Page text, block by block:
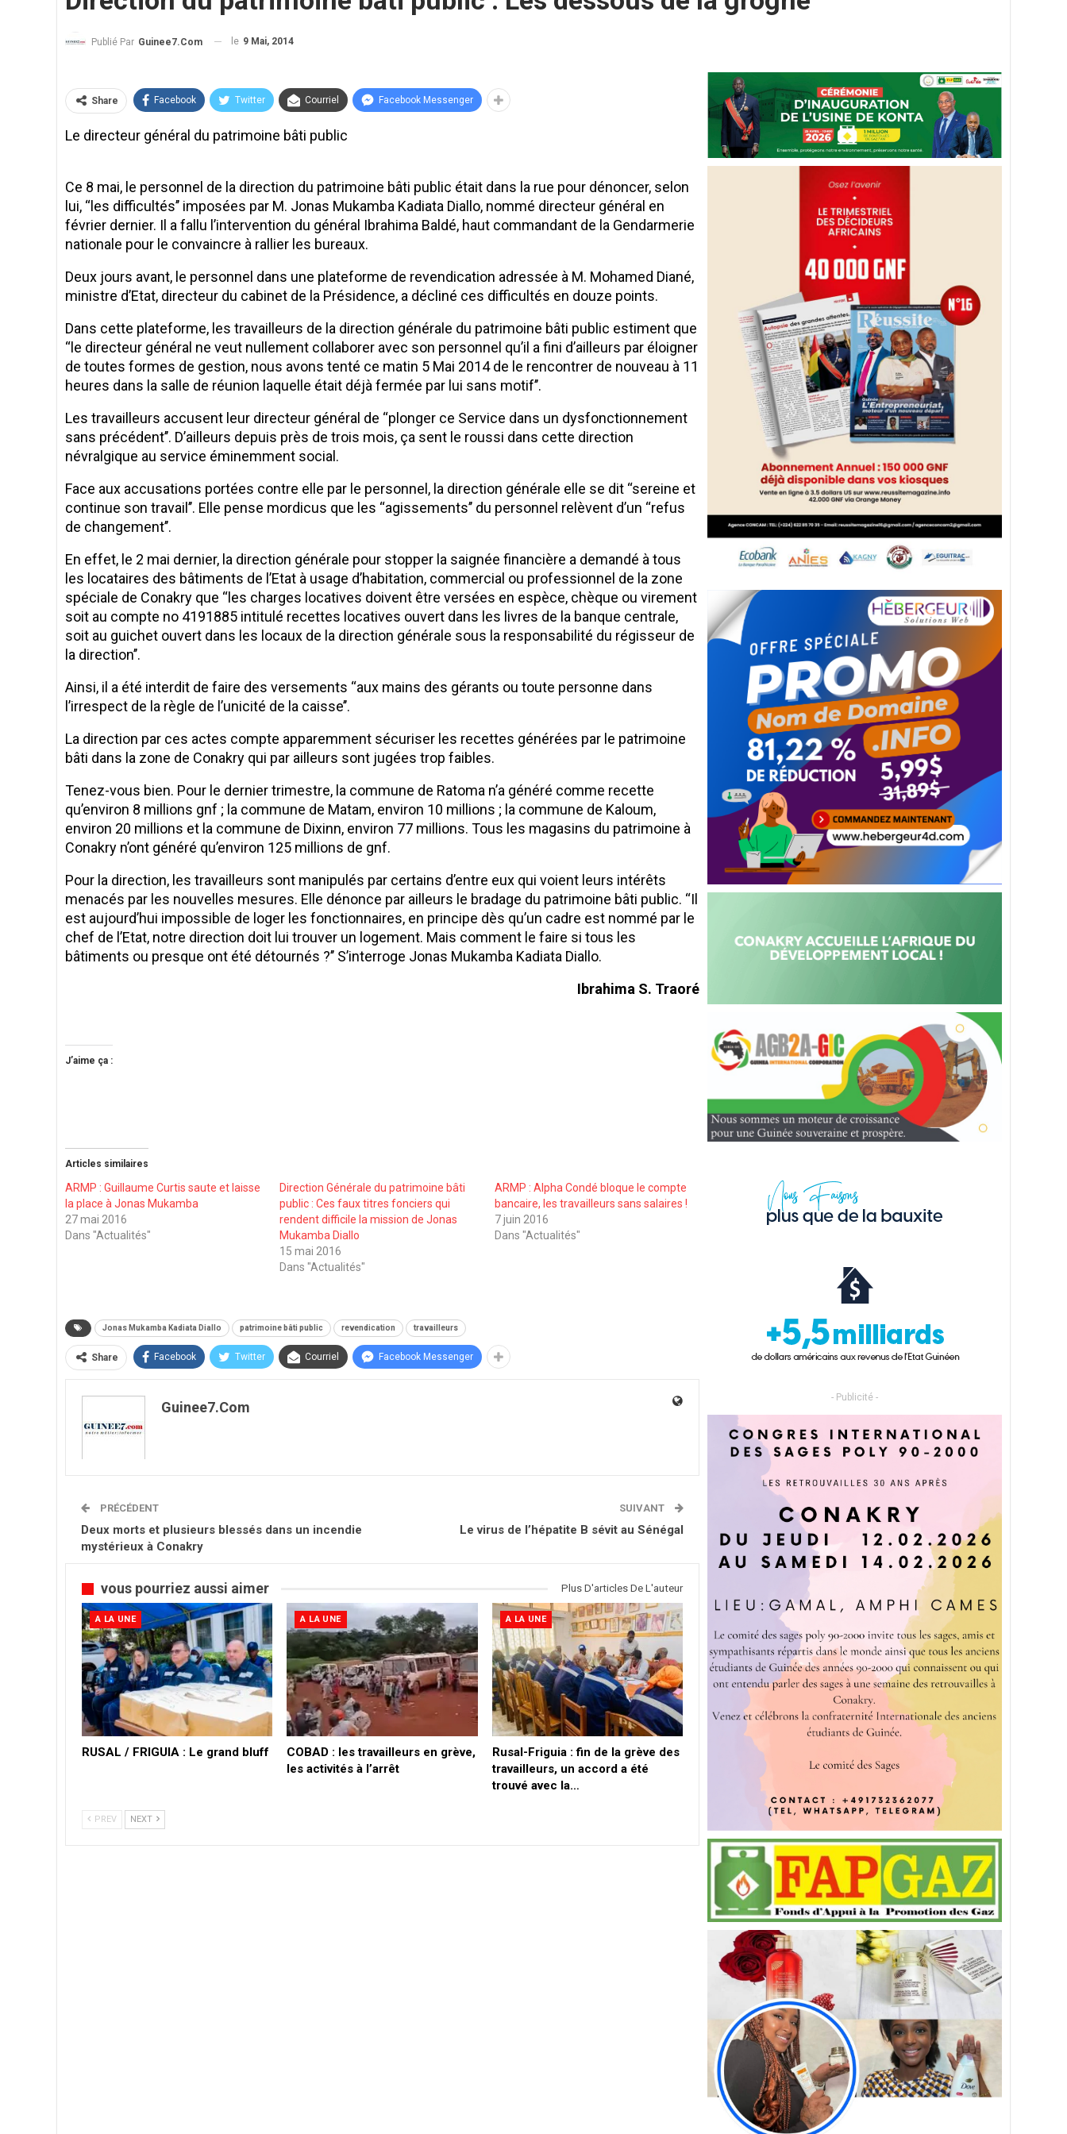
Publié Par Guinee7.com le 9 Mai, 2014
Share Facebook Twitter Courriel Facebook Messenger
Le directeur général du patrimoine bâti public
Ce 8 mai, le personnel de la direction du patrimoine bâti public était dans la rue pour dénoncer, selon
lui, ‘‘les difficultés’’ imposées par M. Jonas Mukamba Kadiata Diallo, nommé directeur général en
février dernier. Il a fallu l’intervention du général Ibrahima Baldé, haut commandant de la Gendarmerie
nationale pour le convaincre à rallier les bureaux.
Deux jours avant, le personnel dans une plateforme de revendication adressée à M. Mohamed Diané,
ministre d’Etat, directeur du cabinet de la Présidence, a décliné ces difficultés en douze points.
Dans cette plateforme, les travailleurs de la direction générale du patrimoine bâti public estiment que
‘‘le directeur général ne veut nullement collaborer avec son personnel qu’il a fini d’ailleurs par éloigner
de toutes formes de gestion, nous avons tenté ce matin 5 Mai 2014 de le rencontrer de nouveau à 11
heures dans la salle de réunion laquelle était déjà fermée par lui sans motif’’.
Les travailleurs accusent leur directeur général de ‘‘plonger ce Service dans un dysfonctionnement
sans précédent’’. D’ailleurs depuis près de trois mois, ça sent le roussi dans cette direction
névralgique au service éminemment social.
Face aux accusations portées contre elle par le personnel, la direction générale elle se dit ‘‘sereine et
continue son travail’’. Elle pense mordicus que les ‘‘agissements’’ du personnel relèvent d’un ‘‘refus
de changement’’.
En effet, le 2 mai dernier, la direction générale pour stopper la saignée financière a demandé à tous
les locataires des bâtiments de l’Etat à usage d’habitation, commercial ou professionnel de la zone
spéciale de Conakry que ‘‘les charges locatives doivent être versées en espèce, chèque ou virement
soit au compte no 4191885 intitulé recettes locatives ouvert dans les livres de la banque centrale,
soit au guichet ouvert dans les locaux de la direction générale sous la responsabilité du régisseur de
la direction’’.
Ainsi, il a été interdit de faire des versements ‘‘aux mains des gérants ou toute personne dans
l’irrespect de la règle de l’unicité de la caisse’’.
La direction par ces actes compte apparemment sécuriser les recettes générées par le patrimoine
bâti dans la zone de Conakry qui par ailleurs sont jugées trop faibles.
Tenez-vous bien. Pour le dernier trimestre, la commune de Ratoma n’a généré comme recette
qu’environ 8 millions gnf ; la commune de Matam, environ 10 millions ; la commune de Kaloum,
environ 20 millions et la commune de Dixinn, environ 77 millions. Tous les magasins du patrimoine à
Conakry n’ont généré qu’environ 125 millions de gnf.
Pour la direction, les travailleurs sont manipulés par certains d’entre eux qui voient leurs intérêts
menacés par les nouvelles mesures. Elle dénonce par ailleurs le bradage du patrimoine bâti public. ‘‘Il
est aujourd’hui impossible de loger les fonctionnaires, en principe dès qu’un cadre est nommé par le
chef de l’Etat, notre direction doit lui trouver un logement. Mais comment le faire si tous les
bâtiments ou presque ont été détournés ?’’ S’interroge Jonas Mukamba Kadiata Diallo.
Ibrahima S. Traoré
J’aime ça :
Articles similaires
ARMP : Guillaume Curtis saute et laisse
la place à Jonas Mukamba
27 mai 2016
Dans "Actualités"
Direction Générale du patrimoine bâti
public : Ces faux titres fonciers qui
rendent difficile la mission de Jonas
Mukamba Diallo
15 mai 2016
Dans "Actualités"
ARMP : Alpha Condé bloque le compte
bancaire, les travailleurs sans salaires !
7 juin 2016
Dans "Actualités"
Jonas Mukamba Kadiata Diallo patrimoine bâti public revendication travailleurs
Share Facebook Twitter Courriel Facebook Messenger
Guinee7.com
PRÉCÉDENT
Deux morts et plusieurs blessés dans un incendie
mystérieux à Conakry
SUIVANT
Le virus de l’hépatite B sévit au Sénégal
vous pourriez aussi aimer Plus D'articles De L'auteur
A LA UNE
RUSAL / FRIGUIA : Le grand bluff
A LA UNE
COBAD : les travailleurs en grève,
les activités à l’arrêt
A LA UNE
Rusal-Friguia : fin de la grève des
travailleurs, un accord a été
trouvé avec la…
PREV NEXT
- Publicité -